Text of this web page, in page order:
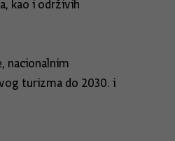
kao i održivih
nacionalnim
turizma do 2030. i